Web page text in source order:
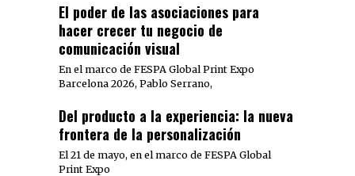
El poder de las asociaciones para
hacer crecer tu negocio de
comunicación visual
En el marco de FESPA Global Print Expo
Barcelona 2026, Pablo Serrano,
Del producto a la experiencia: la nueva
frontera de la personalización
El 21 de mayo, en el marco de FESPA Global
Print Expo